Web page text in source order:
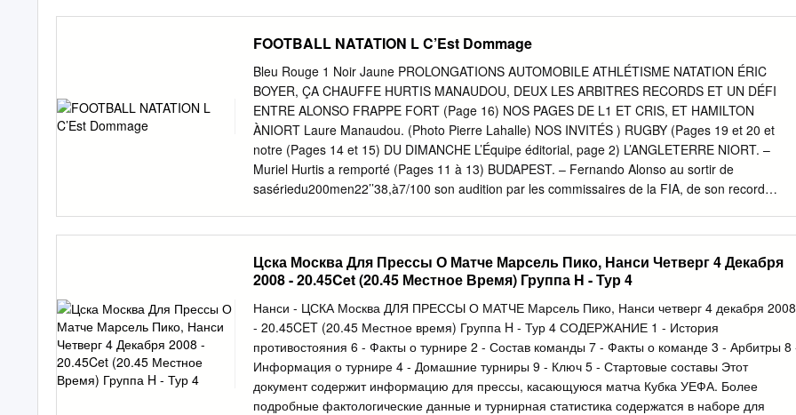
start against St-Etienne, with Naldo putting them into a 20th-minute lead, but they failed to
increase their advantage after that and head to France with the outcome still in the balance. • St-
Etienne had been unbeaten in their 12 previous European games since losing 4-0 at FC
Bohemians Praha in the second leg of their 1982/83 UEFA Cup second-round tie on 3 November
1982. That run comprised seven wins and five draws. • Les Verts' nine-game unbeaten home
in Europe stretches back to the quarter-finals of the 1980/81 UEFA Cup, when a team featuring
UEFA President Michel Platini lost 4-1 to Ipswich Town FC at the Stade Geoffroy-Guichard.
FOOTBALL NATATION L C’Est Dommage
Bleu Rouge 1 Noir Jaune PROLONGATIONS AUTOMOBILE ATHLÉTISME NATATION ÉRIC
BOYER, ÇA CHAUFFE HURTIS MANAUDOU, DEUX LES ARBITRES RECORDS ET UN DÉFI
ENTRE ALONSO FRAPPE FORT (Page 16) NOS PAGES DE L1 ET CRIS, ET HAMILTON
ÀNIORT Laure Manaudou. (Photo Pierre Lahalle) NOS INVITÉS ) RUGBY (Pages 19 et 20 et
notre (Pages 14 et 15) DU DIMANCHE L’Équipe éditorial, page 2) L’ANGLETERRE NIORT. –
Muriel Hurtis a remporté (Pages 11 à 13) BUDAPEST. – Fernando Alonso au sortir de
sasériedu200men22’’38,à7/100 son audition par les commissaires de la FIA, de son record
Alain de Martignac) e o / *62 ANNÉE - N 19 392 1,00 France métropolitaine Dimanche 5 août
2007 www.lequipe.fr T 00825 - 805 - F: 1,00 E 3:HIKKSC=ZUVUUY:?a@s@a@p@a; LE
QUOTIDIEN DU SPORT ET DE L’AUTOMOBILE AUDEL TROIS ETOILES SPÉCIAL FOOT Le
Valenciennois Johan Audel, 23 ans, a marqué l’ouverture de la saison de L 1 avec un triplé face
à Toulouse (3-1). Bordeaux NANCY, a battu Lens (1-0). L’OM à Strasbourg (0-0) et le PSG
devant Sochaux (0-0) ont manqué d’efficacité. Dix buts seulement ont été LE COUP inscrits en
huit matches. (Pages 3 à 8) PARFAIT (Page 7) Noir Bleu Noir Bleu Rouge Jaune Rouge Jaune
Karim Benzema (Lyon).
Цска Москва Для Прессы О Матче Марсель Пико, Нанси Четверг 4 Декабря
2008 - 20.45Cet (20.45 Местное Время) Группа H - Тур 4
Нанси - ЦСКА Москва ДЛЯ ПРЕССЫ О МАТЧЕ Марсель Пико, Нанси четверг 4 декабря 2008
- 20.45CET (20.45 Местное время) Группа H - Тур 4 СОДЕРЖАНИЕ 1 - История
противостояния 6 - Факты о турнире 2 - Состав команды 7 - Факты о команде 3 - Арбитры 8
Информация о турнире 4 - Домашние турниры 9 - Ключ 5 - Стартовые составы Этот
документ содержит информацию для прессы, касающуюся матча Кубка УЕФА. Более
подробные фактологические данные и турнирная статистика содержатся в наборе для